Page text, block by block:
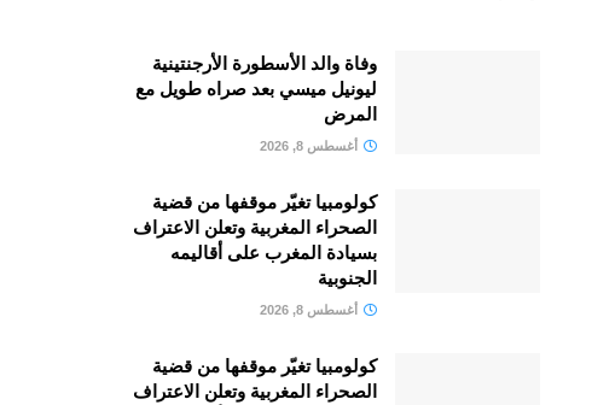
وفاة والد الأسطورة الأرجنتينية
ليونيل ميسي بعد صراه طويل مع
المرض
أغسطس 8, 2026
كولومبيا تغيّر موقفها من قضية
الصحراء المغربية وتعلن الاعتراف
بسيادة المغرب على أقاليمه
الجنوبية
أغسطس 8, 2026
كولومبيا تغيّر موقفها من قضية
الصحراء المغربية وتعلن الاعتراف